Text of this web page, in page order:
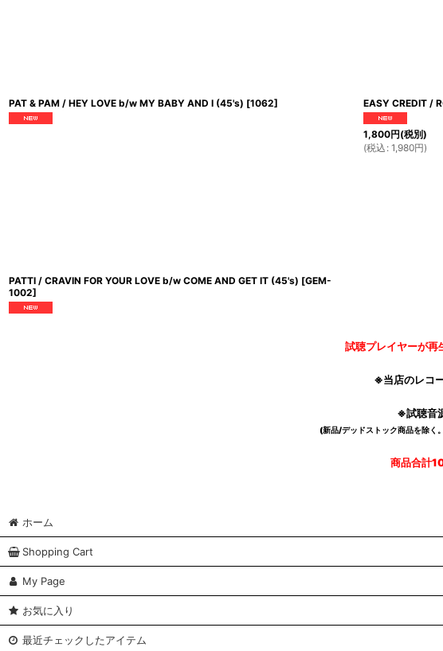
PAT & PAM / HEY LOVE b/w MY BABY AND I (45's) [1062] EASY CREDIT /
1,800円(税別)
(税込 : 1,980円)
PATTI / CRAVIN FOR YOUR LOVE b/w COME AND GET IT (45's) [GEM-
1002]
試聴プレイヤーが再
※当店のレコ
※試聴音
(新品/デッドストック商品を除く
商品合計
ホーム
Shopping Cart
My Page
お気に入り
最近チェックしたアイテム